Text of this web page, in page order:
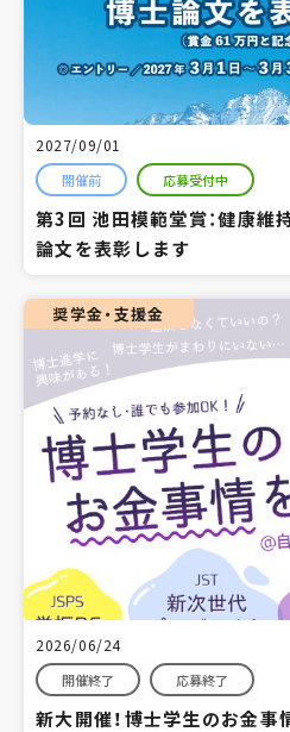
2027/09/01
開催前 応募受付中
第3回 池田模範堂賞：健康維
論文を表彰します
奨学金・支援金
2026/06/24
開催終了 応募終了
新大開催！博士学生のお金事